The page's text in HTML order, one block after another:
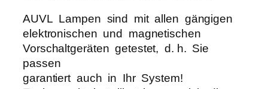
4
0
F
a
s
AUVL Lampen sind mit allen gängigen
elektronischen und magnetischen
Vorschaltgeräten getestet, d. h. Sie
passen
garantiert auch in Ihr System!